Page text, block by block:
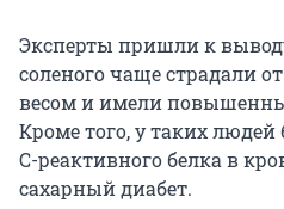
Эксперты пришли к
соленого чаще страдали
весом и имели
Кроме того, у таких
С-реактивного белка в
сахарный диабет.